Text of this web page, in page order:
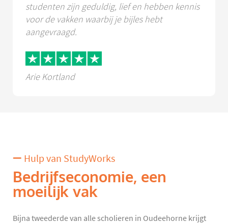
studenten zijn geduldig, lief en hebben kennis
voor de vakken waarbij je bijles hebt
aangevraagd.
Arie Kortland
Hulp van StudyWorks
Bedrijfseconomie, een
moeilijk vak
Bijna tweederde van alle scholieren in Oudeehorne krijgt